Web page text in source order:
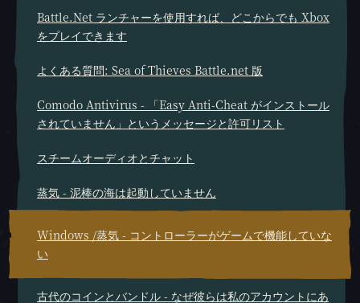
Battle.Net ランチャーを使用すれば、どこからでも Xbox
をプレイできます
よくある質問: Sea of Thieves Battle.net 版
Comodo Antivirus - 「Easy Anti-Cheat がインストール
されていません」というメッセージと許可リスト
スチームオーディオとチャット
蒸気 - 泥棒の海は起動していません
Windows /蒸気 - コントローラーがゲームで機能していな
い
古代のコインとバンドル - なぜ彼らは私のアカウントにあ